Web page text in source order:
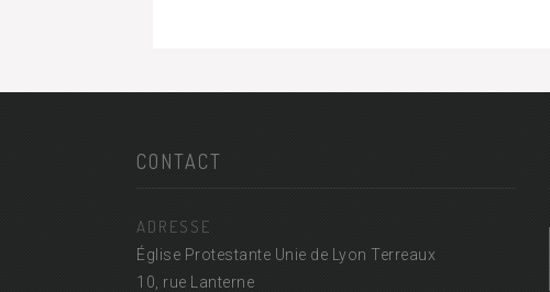
CONTACT
ADRESSE
Église Protestante Unie de Lyon Terreaux
10, rue Lanterne